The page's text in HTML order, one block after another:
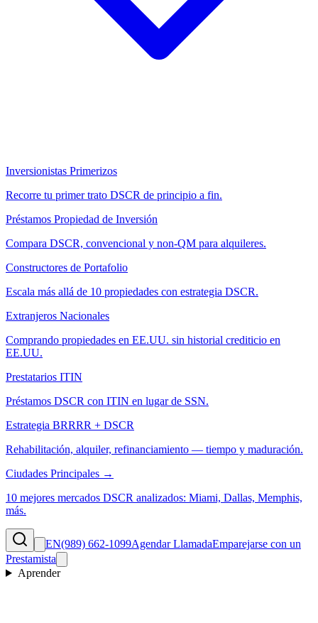
Inversionistas Primerizos
Recorre tu primer trato DSCR de principio a fin.
Préstamos Propiedad de Inversión
Compara DSCR, convencional y non-QM para alquileres.
Constructores de Portafolio
Escala más allá de 10 propiedades con estrategia DSCR.
Extranjeros Nacionales
Comprando propiedades en EE.UU. sin historial crediticio en
EE.UU.
Prestatarios ITIN
Préstamos DSCR con ITIN en lugar de SSN.
Estrategia BRRRR + DSCR
Rehabilitación, alquiler, refinanciamiento — tiempo y maduración.
Ciudades Principales →
10 mejores mercados DSCR analizados: Miami, Dallas, Memphis,
más.
EN(989) 662-1099Agendar LlamadaEmparejarse con un
Prestamista
Aprender